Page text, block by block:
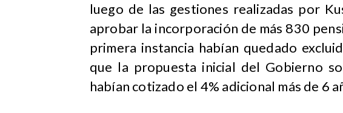
luego de las gestiones realizadas por
aprobar la incorporación de más 830
primera instancia habían quedado
que la propuesta inicial del Gobierno
habían cotizado el 4% adicional más de 6